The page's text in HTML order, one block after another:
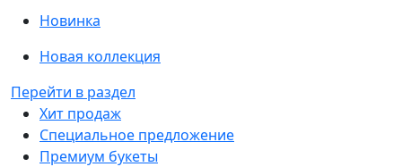
Новинка
Новая коллекция
Перейти в раздел
Хит продаж
Специальное предложение
Премиум букеты